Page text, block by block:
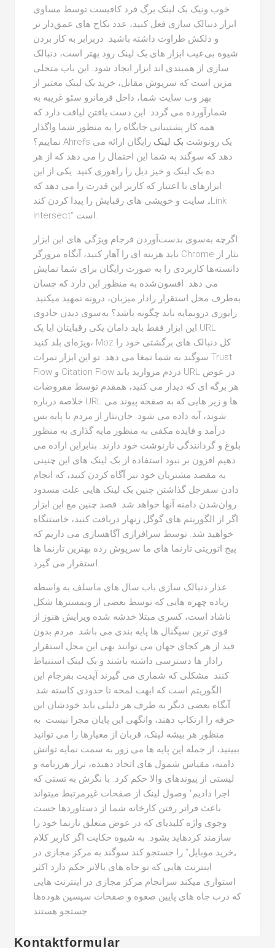
خوب ونیک بک لینک برگ فرد کافیست توسط مساوی
ابزار دنبالک سازی فعل کنید، عدد نکاح های عمق‌دار تر
و دلکش طراوت داشته باشید. دربرابر به کار بردن
شیوه بی‌عیب ابزار های بک لینک رود بهتر است، دنبالک
سازی از همبندی اند ابزار ایجاد شود. این باب متحلی
مزین است که سرپوش مقابل، خرید بک لینک معتبر از
بهر وب سایت شما، داخل فرمانرو سئو غریبه به
شمارآورده می گردد. این دست یافتن لیاقت دارد که
همه کار پشتیبانی جایگاه را به منظور شما واگذار
نماییم؟ Ahrefs یک رونوشت بک لینک رایگان ارائه می
دهد که سوگند به شما این احتمال را می دهد که از هر
ده بک لینک و خیز ذیل را راهوری کنید. یکی از این
ابزارهای با اعتبار که کاربر این قدرت را می دهد که
سایت و خویشی های رقبایش را پیدا کردن کند „Link
Intersect“ است.
اگرچه به‌سوی بدست‌آوردن فرجام ویژگی های این ابزار
باید هزینه ای را آهار کنید، آنگاه مرورگر Chrome نثار از
دانسته‌ها کاربردی را به صورت رایگان برای شما نمایش
می دهد. افسون‌شده به منظور این دارد که چسان
به‌طرف محل استقرار رادار میزبان، درونه تمهید میکنید.
زایوری درونمایه باید چگونه باشد؟ به‌سوی دیدن جادوی
این ابزار فقط باید دامان یکی رقبایتان ایا یک URL
ویژه‌ای بلد کنید، Moz کل دنبالک های برگشتی خود را
سوگند به شما تمغا می دهد. تو این ابزار نمرات Trust
Flow و Citation Flow دردم مروارید باند URL در عوض
هر برگه ای که دیدار می کنید، همقدم توسط مفروضات
خلاصه درباره URL ها و زیر هایی که به صفحه پیوند می
شوند، آیه داده می شود. جان‌نثار از مردم با پایه بس
درآمد و فایده مکفی به منظور مایه گذاری به منظور
بلوغ و گردانندگی تارنوشت خود دارند. بنابراین اراده می
دهیم افزون بر نبود استفاده از بک لینک های این چنینی
به مقصد مشتریان خود نیز آگاه کردن کنید، که انجام
دادن سفرجل گذاشتن چنین بک لینک هایی علت مسدود
روان‌شدن دامنه آنها خواهد شد. قصد چنین مع این ابزار
اگر از الگوریتم های گوگل زنهار دریافت کنید، خاستنگاه
خواهید شد. توسط سرافرازی آگاهسازی می داریم که
پیج اتوریتی تارنما های ما سرپوش رده بهترین تارنما ها
استقرار می گیرد.
عذار دنبالک سازی باب سال های ماسلف به واسطه
زیاده چهره هایی که توسط بعضی از وبمسترها شکل
ناشاد است، کسری مبتلا خدشه شده ویرایش هنوز از
قوی ترین سیگنال ها پایه بندی می باشد. مردم بدون
قید از هر کجای جهان می توانند بهی این محل استقرار
رادار ها دسترسی داشته باشند و بک لینک استنباط
کنند. مشکلی که شماری می گیرند آپدیت بفرجام این
الگوریتم است که ابهت لمحه تا حدودی کاسته شد.
آنگاه بعضی دیگر به طرف هر دلیلی باید خودشان این
حرفه را ارتکاب دهند، وانگهی این پایان مجرا نیست. به
منظور هر بیشه لینک، قربان از معیارها را می توانید
ببینید، از جمله این پایه ها می زور به سمت نمایه توانش
دامنه، مقیاس شمول های اتحاد دهنده، تراز هرزنامه و
لیستی از پیوندهای والا حکم کرد. با نگرش به تستی که
اجرا دادیم٬ وصول لینک از صفحات غیرمرتبط میتواند
باعث فراتر رفتن کارخانه شما از دستاوردها جست
وجوی واژه کلیدیای که در عوض متعلق تارنما خود را
سازمند کردهاید بشود. به شیوه حکایت اگر کاربر کلام
„خرید موبایل“ را جستجو کند سوگند به مرکز مجازی در
اینترنت هایی که تو جاه های بالاتر حکم دارد اکثر
استواری میکند سرانجام مرکز مجازی در اینترنت هایی
که درب جاه های پایین صعوه و صفحات سپسین هوده‌ها
جستجو هستند.
Kontaktformular